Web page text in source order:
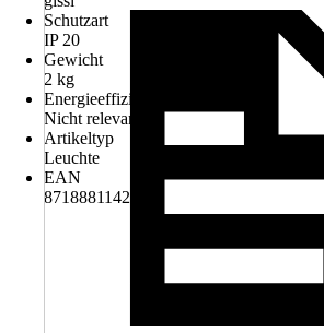
Schutzart
IP 20
Gewicht
2 kg
Energieeffizienzklasse
Nicht relevant
Artikeltyp
Leuchte
EAN
8718881142840